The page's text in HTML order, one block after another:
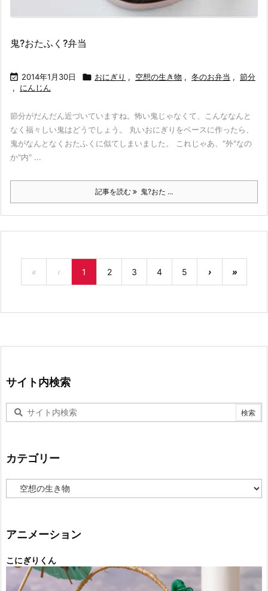
鬼?おたふく?弁当
 2014年1月30日  おにぎり , 空想の生き物 , 冬のお弁当 , 節分
,
にんじん
節分がだんだん近づいていますね。怖い鬼じゃなくて、こんななんと
なく福々しい鬼はどうでしょう。 丸いおにぎりをベースに作ったら、
鬼がなんとなくおたふくに似てしまいました。 これじゃあ、"外"なの
か"内" ...
記事を読む 鬼?おた ...
« ‹ 1 2 3 4 5 › »
サイト内検索
カテゴリー
ー
アニメーション
こにぎりくん